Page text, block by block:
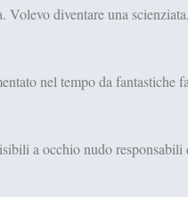
diventare una
nel tempo da fantastiche
a occhio nudo responsabili